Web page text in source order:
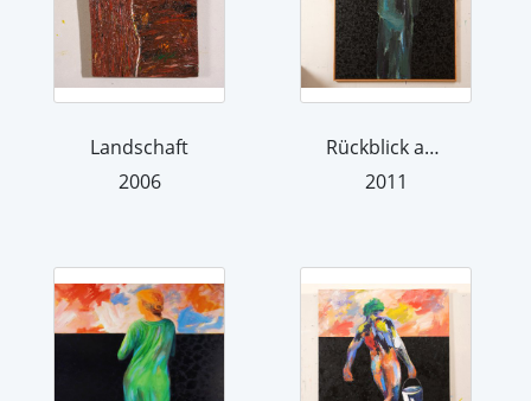
Landschaft
2006
Rückblick auf Venedig
2011